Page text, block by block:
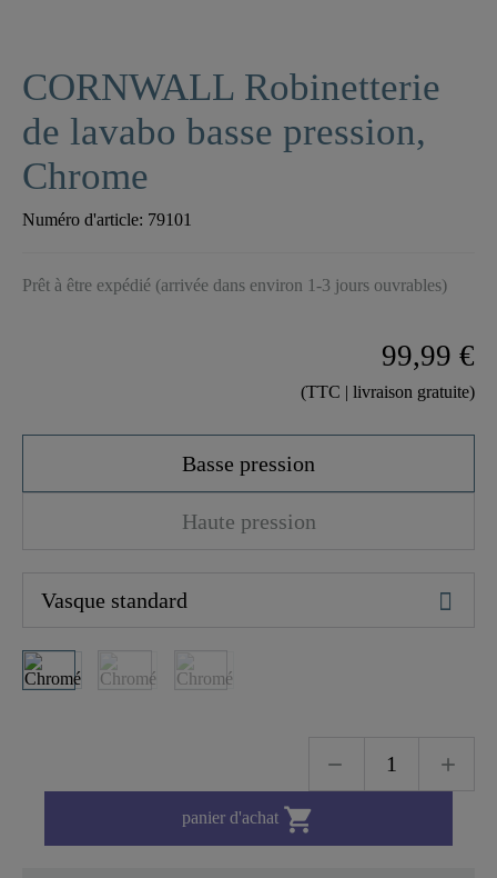
CORNWALL Robinetterie
de lavabo basse pression,
Chrome
Numéro d'article: 79101
Prêt à être expédié (arrivée dans environ 1-3 jours ouvrables)
99,99 €
(TTC | livraison gratuite)
Basse pression
Haute pression
panier d'achat 